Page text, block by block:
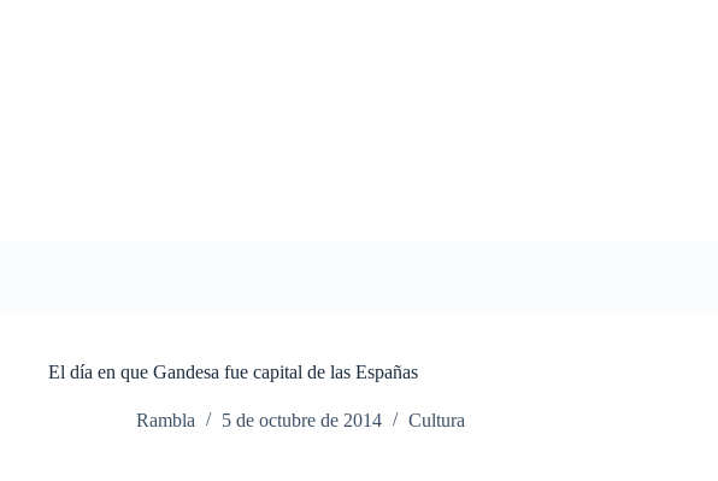
El día en que Gandesa fue capital de las Españas
Rambla 5 de octubre de 2014 Cultura